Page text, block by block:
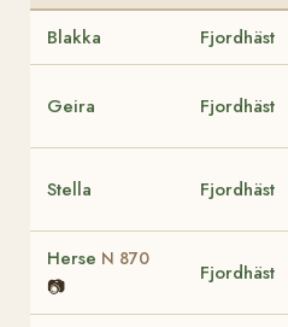
Blakka Fjordhäst
Geira Fjordhäst
Stella Fjordhäst
Herse N 870
📷
Fjordhäst